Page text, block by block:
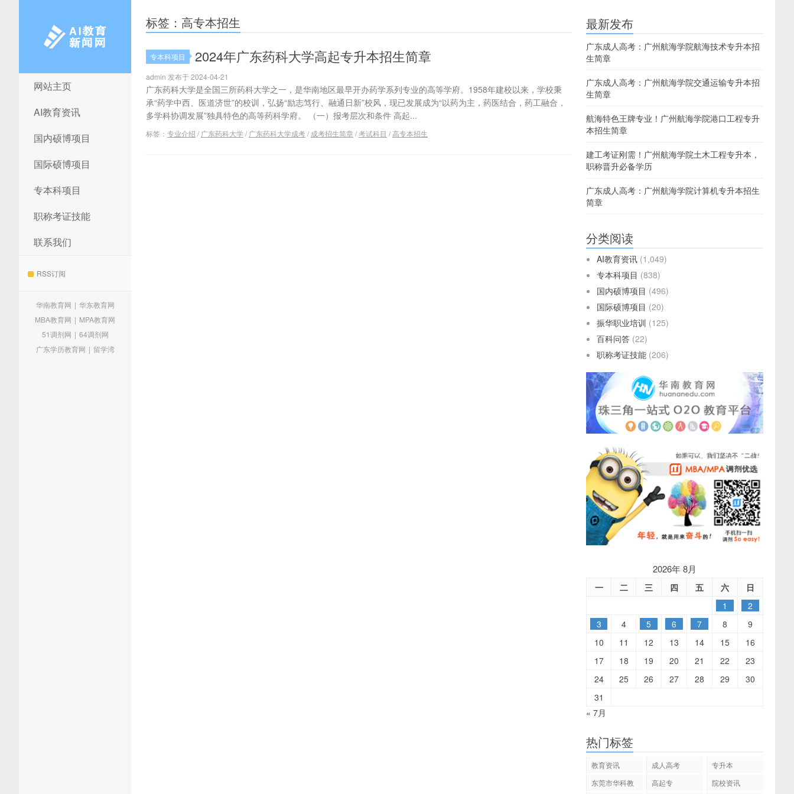
AI教育新闻网
网站主页
AI教育资讯
国内硕博项目
国际硕博项目
专本科项目
职称考证技能
联系我们
RSS订阅
华南教育网 | 华东教育网
MBA教育网 | MPA教育网
51调剂网 | 64调剂网
广东学历教育网 | 留学湾
标签：高专本招生
专本科项目 2024年广东药科大学高起专升本招生简章
admin 发布于 2024-04-21
广东药科大学是全国三所药科大学之一，是华南地区最早开办药学系列专业的高等学府。1958年建校以来，学校秉
承“药学中西、医道济世”的校训，弘扬“励志笃行、融通日新”校风，现已发展成为“以药为主，药医结合，药工融合，
多学科协调发展”独具特色的高等药科学府。 （一）报考层次和条件 高起...
标签： 专业介绍 / 广东药科大学/ 广东药科大学成考/ 成考招生简章/考试科目 /高专本招生
最新发布
广东成人高考：广州航海学院航海技术专升本招
生简章
广东成人高考：广州航海学院交通运输专升本招
生简章
航海特色王牌专业！广州航海学院港口工程专升
本招生简章
建工考证刚需！广州航海学院土木工程专升本，
职称晋升必备学历
广东成人高考：广州航海学院计算机专升本招生
简章
分类阅读
AI教育资讯 (1,049)
专本科项目 (838)
国内硕博项目 (496)
国际硕博项目 (20)
振华职业培训 (125)
百科问答 (22)
职称考证技能 (206)
2026年 8月
一 二 三 四 五 六
日
1
2
3
4 5 6 7 8
9
10
11 12 13 14 15
16
17
18 19 20 21 22
23
24
25 26 27 28 29
30
31
« 7月
热门标签
教育资讯 成人高考
专升本
东莞市华科教
高起专 院校资讯